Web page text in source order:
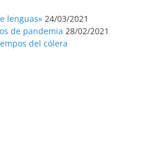
lenguas» 24/03/2021
de pandemia 28/02/2021
del cólera